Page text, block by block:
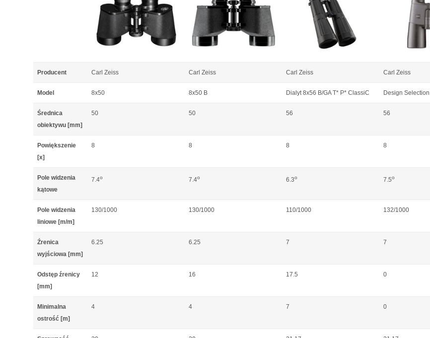
Producent Carl Zeiss Carl Zeiss Carl Zeiss Carl Zeiss
Model 8x50 8x50 B Dialyt 8x56 B/GA T* P* ClassiC Design
Średnica
obiektywu [mm]
50 50 56 56
Powiększenie
[x]
8 8 8 8
Pole widzenia
kątowe
7.4o 7.4o 6.3o 7.5o
Pole widzenia
liniowe [m/m]
130/1000 130/1000 110/1000 132/1000
Źrenica
wyjściowa [mm]
6.25 6.25 7 7
Odstęp źrenicy
[mm]
12 16 17.5 0
Minimalna
ostrość [m]
4 4 7 0